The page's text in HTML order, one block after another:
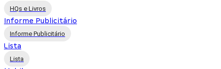
HQs e Livros
Informe Publicitário
Informe Publicitário
Lista
Lista